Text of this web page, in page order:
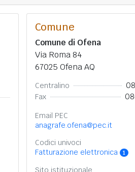
Comune
Comune di Ofena
Via Roma 84
67025 Ofena AQ
Centralino
Fax
Email PEC
anagrafe.ofena@pec.it
Codici univoci
Fatturazione elettronica
1
Sito istituzionale